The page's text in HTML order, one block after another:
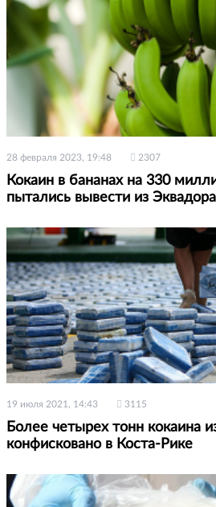
28 февраля 2023, 19:48 2307
Кокаин в бананах на 330
пытались вывести из Эквадора
19 июля 2021, 14:43 3115
Более четырех тонн кокаина
конфисковано в Коста-Рике